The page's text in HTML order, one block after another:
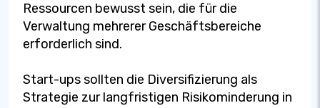
Ressourcen bewusst sein, die für die
Verwaltung mehrerer Geschäftsbereiche
erforderlich sind.
Start-ups sollten die Diversifizierung als
Strategie zur langfristigen Risikominderung in